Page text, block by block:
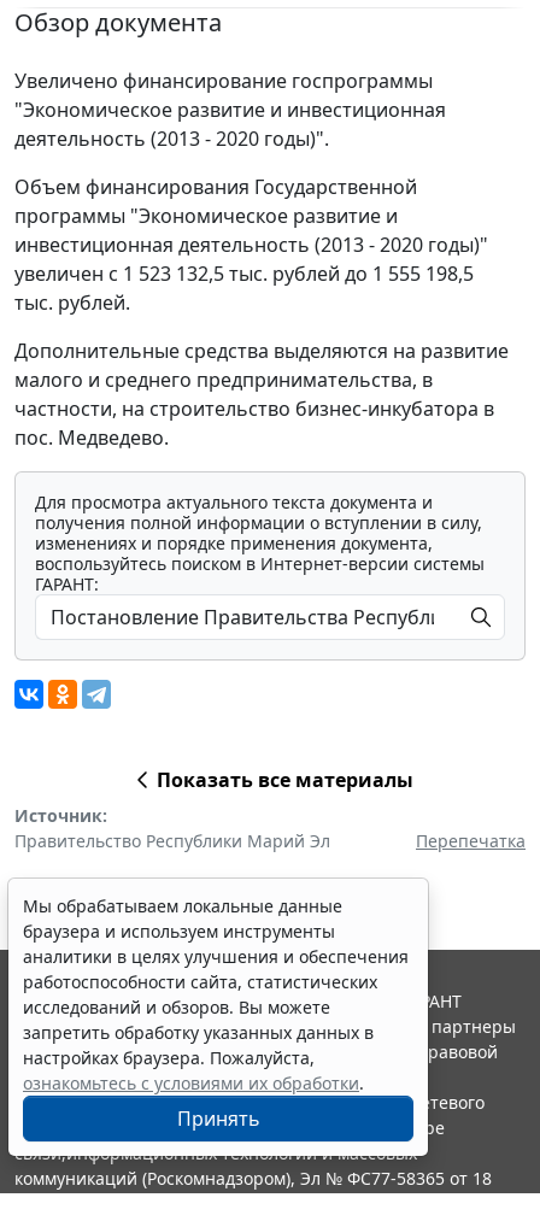
Обзор документа
Увеличено финансирование госпрограммы
"Экономическое развитие и инвестиционная
деятельность (2013 - 2020 годы)".
Объем финансирования Государственной
программы "Экономическое развитие и
инвестиционная деятельность (2013 - 2020 годы)"
увеличен с 1 523 132,5 тыс. рублей до 1 555 198,5
тыс. рублей.
Дополнительные средства выделяются на развитие
малого и среднего предпринимательства, в
частности, на строительство бизнес-инкубатора в
пос. Медведево.
Для просмотра актуального текста документа и
получения полной информации о вступлении в силу,
изменениях и порядке применения документа,
воспользуйтесь поиском в Интернет-версии системы
ГАРАНТ:
Показать все материалы
Источник:
Правительство Республики Марий Эл
Перепечатка
Мы обрабатываем локальные данные
браузера и используем инструменты
аналитики в целях улучшения и обеспечения
работоспособности сайта, статистических
исследований и обзоров. Вы можете
запретить обработку указанных данных в
настройках браузера. Пожалуйста,
ознакомьтесь с условиями их обработки.
Принять
© ООО "НПП "ГАРАНТ-СЕРВИС", 2026. Система ГАРАНТ
выпускается с 1990 года. Компания "Гарант" и ее партнеры
являются участниками Российской ассоциации правовой
информации ГАРАНТ.
Портал ГАРАНТ.РУ зарегистрирован в качестве сетевого
издания Федеральной службой по надзору в сфере
связи,информационных технологий и массовых
коммуникаций (Роскомнадзором), Эл № ФС77-58365 от 18